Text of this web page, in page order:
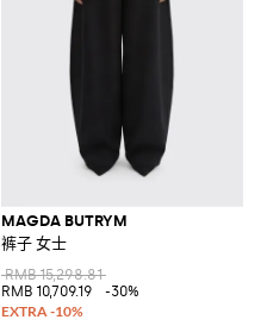
MAGDA BUTRYM
裤子 女士
RMB 15,298.81
RMB 10,709.19
-30%